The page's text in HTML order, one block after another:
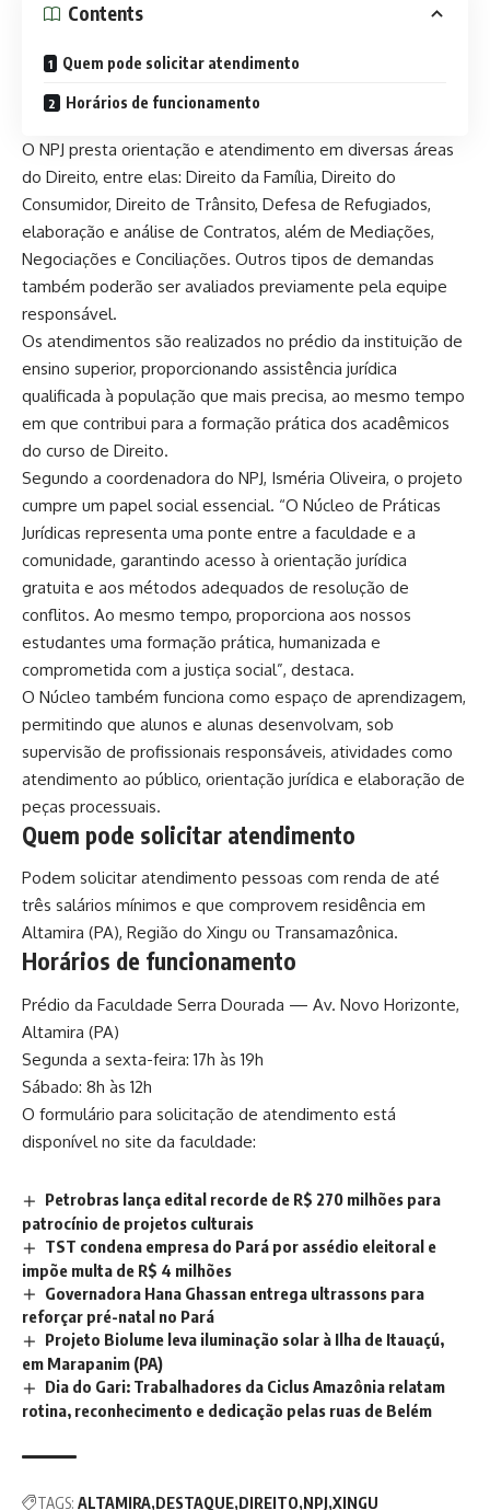
Contents
Quem pode solicitar atendimento
Horários de funcionamento
O NPJ presta orientação e atendimento em diversas áreas
do Direito, entre elas: Direito da Família, Direito do
Consumidor, Direito de Trânsito, Defesa de Refugiados,
elaboração e análise de Contratos, além de Mediações,
Negociações e Conciliações. Outros tipos de demandas
também poderão ser avaliados previamente pela equipe
responsável.
Os atendimentos são realizados no prédio da instituição de
ensino superior, proporcionando assistência jurídica
qualificada à população que mais precisa, ao mesmo tempo
em que contribui para a formação prática dos acadêmicos
do curso de Direito.
Segundo a coordenadora do NPJ, Isméria Oliveira, o projeto
cumpre um papel social essencial. “O Núcleo de Práticas
Jurídicas representa uma ponte entre a faculdade e a
comunidade, garantindo acesso à orientação jurídica
gratuita e aos métodos adequados de resolução de
conflitos. Ao mesmo tempo, proporciona aos nossos
estudantes uma formação prática, humanizada e
comprometida com a justiça social”, destaca.
O Núcleo também funciona como espaço de aprendizagem,
permitindo que alunos e alunas desenvolvam, sob
supervisão de profissionais responsáveis, atividades como
atendimento ao público, orientação jurídica e elaboração de
peças processuais.
Quem pode solicitar atendimento
Podem solicitar atendimento pessoas com renda de até
três salários mínimos e que comprovem residência em
Altamira (PA), Região do Xingu ou Transamazônica.
Horários de funcionamento
Prédio da Faculdade Serra Dourada — Av. Novo Horizonte,
Altamira (PA)
Segunda a sexta-feira: 17h às 19h
Sábado: 8h às 12h
O formulário para solicitação de atendimento está
disponível no site da faculdade:
Petrobras lança edital recorde de R$ 270 milhões para
patrocínio de projetos culturais
TST condena empresa do Pará por assédio eleitoral e
impõe multa de R$ 4 milhões
Governadora Hana Ghassan entrega ultrassons para
reforçar pré-natal no Pará
Projeto Biolume leva iluminação solar à Ilha de Itauaçú,
em Marapanim (PA)
Dia do Gari: Trabalhadores da Ciclus Amazônia relatam
rotina, reconhecimento e dedicação pelas ruas de Belém
TAGS: ALTAMIRA DESTAQUE DIREITO NPJ XINGU